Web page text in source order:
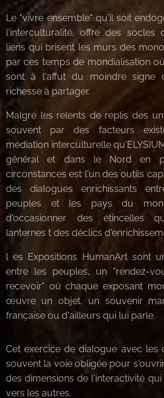
Le "vivre ensemble" qu'il soit
l'interculturalité, offre des socles
liens qui brisent les murs des
par ces temps de mondialisation
sont à l'affut du moindre signe
richesse à partager.
Malgré les relents de replis des
souvent par des facteurs
médiation interculturelle
général et dans le Nord en
circonstances est l'un des outils
des dialogues enrichissants
peuples et les pays du
d'occasionner des étincelles
lanternes t des déclics
l es Expositions HumanArt sont
entre les peuples, un "rendez-
recevoir" où chaque exposant
œuvre un objet, un souvenir
française ou d'ailleurs qui lui parle.
Cet exercice de dialogue avec les
souvent la voie obligée pour
des dimensions de l'interactivité
vers les autres.